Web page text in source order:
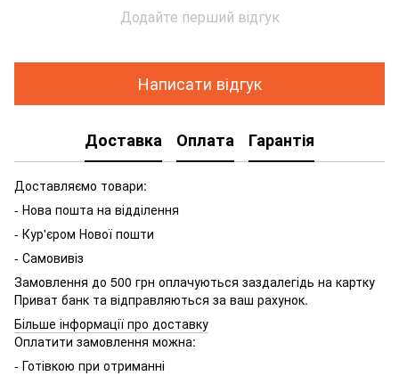
Додайте перший відгук
Написати відгук
Доставка Оплата Гарантія
Доставляємо товари:
- Нова пошта на відділення
- Кур'єром Нової пошти
- Самовивіз
Замовлення до 500 грн оплачуються заздалегідь на картку
Приват банк та відправляються за ваш рахунок.
Більше інформації про доставку
Оплатити замовлення можна:
- Готівкою при отриманні